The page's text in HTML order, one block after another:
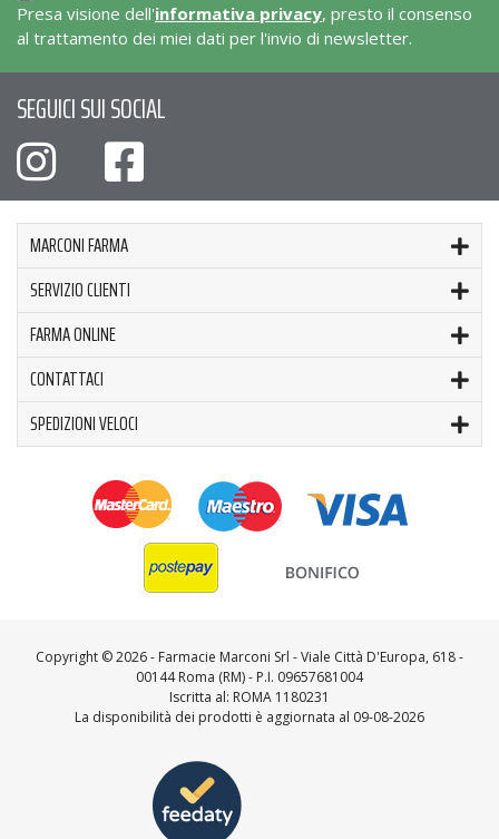
Presa visione dell'informativa privacy, presto il consenso
al trattamento dei miei dati per l'invio di newsletter.
SEGUICI SUI SOCIAL
MARCONI FARMA
SERVIZIO CLIENTI
FARMA ONLINE
CONTATTACI
SPEDIZIONI VELOCI
Copyright ©2026 - Farmacie Marconi Srl - Viale Città D'Europa, 618 -
00144 Roma (RM) - P.I. 09657681004
Iscritta al: ROMA 1180231
La disponibilità dei prodotti è aggiornata al 09-08-2026